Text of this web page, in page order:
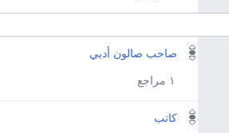
صاحب صالون أدبي
١ مراجع
كاتب